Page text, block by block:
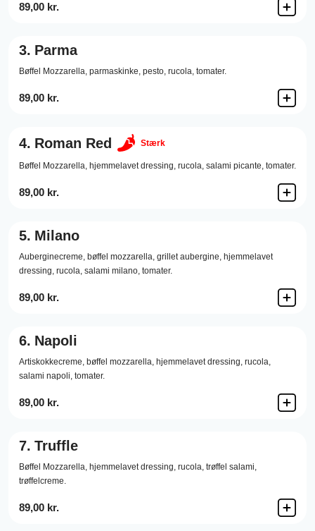
89,00 kr.
3. Parma
Bøffel Mozzarella, parmaskinke, pesto, rucola, tomater.
89,00 kr.
4. Roman Red Stærk
Bøffel Mozzarella, hjemmelavet dressing, rucola, salami picante, tomater.
89,00 kr.
5. Milano
Auberginecreme, bøffel mozzarella, grillet aubergine, hjemmelavet
dressing, rucola, salami milano, tomater.
89,00 kr.
6. Napoli
Artiskokkecreme, bøffel mozzarella, hjemmelavet dressing, rucola,
salami napoli, tomater.
89,00 kr.
7. Truffle
Bøffel Mozzarella, hjemmelavet dressing, rucola, trøffel salami,
trøffelcreme.
89,00 kr.